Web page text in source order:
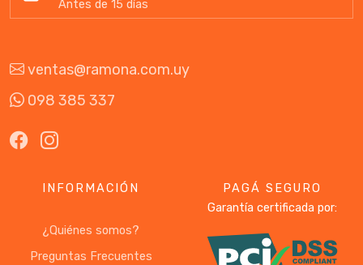
Antes de 15 días
ventas@ramona.com.uy
098 385 337
INFORMACIÓN
¿Quiénes somos?
Preguntas Frecuentes
PAGÁ SEGURO
Garantía certificada por: